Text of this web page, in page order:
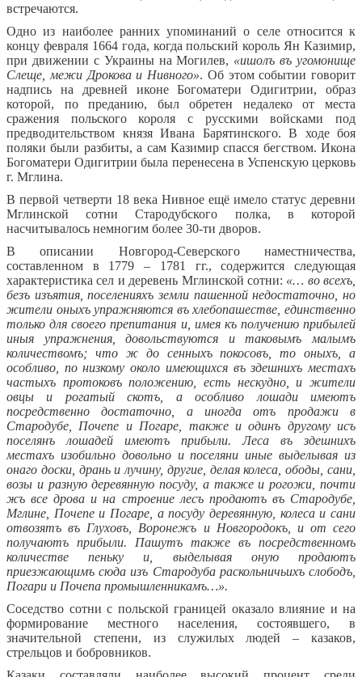
встречаются.
Одно из наиболее ранних упоминаний о селе относится к
концу февраля 1664 года, когда польский король Ян Казимир,
при движении с Украины на Могилев, «ишолъ въ угомонище
Слеще, межи Дрокова и Нивного». Об этом событии говорит
надпись на древней иконе Богоматери Одигитрии, образ
которой, по преданию, был обретен недалеко от места
сражения польского короля с русскими войсками под
предводительством князя Ивана Барятинского. В ходе боя
поляки были разбиты, а сам Казимир спасся бегством. Икона
Богоматери Одигитрии была перенесена в Успенскую церковь
г. Мглина.
В первой четверти 18 века Нивное ещё имело статус деревни
Мглинской сотни Стародубского полка, в которой
насчитывалось немногим более 30-ти дворов.
В описании Новгород-Северского наместничества,
составленном в 1779 – 1781 гг., содержится следующая
характеристика сел и деревень Мглинской сотни: «… во всехъ,
безъ изъятия, поселенияхъ земли пашенной недостаточно, но
жители оныхъ упражняются въ хлебопашестве, единственно
только для своего препитания и, имея къ получению прибылей
иныя упражнения, довольствуются и таковымъ малымъ
количествомъ; что ж до сенныхъ покосовъ, то оныхъ, а
особливо, по низкому около имеющихся въ здешнихъ местахъ
частыхъ протоковъ положению, есть нескудно, и жители
овцы и рогатый скотъ, а особливо лошади имеютъ
посредственно достаточно, а иногда отъ продажи в
Стародубе, Почепе и Погаре, также и одинъ другому исъ
поселянъ лошадей имеютъ прибыли. Леса въ здешнихъ
местахъ изобильно довольно и поселяни иные выделывая из
онаго доски, дрань и лучину, другие, делая колеса, ободы, сани,
возы и разную деревянную посуду, а также и рогожи, почти
жъ все дрова и на строение лесъ продаютъ въ Стародубе,
Мглине, Почепе и Погаре, а посуду деревянную, колеса и сани
отвозятъ въ Глуховъ, Воронежъ и Новгородокъ, и от сего
получаютъ прибыли. Пашутъ также въ посредственномъ
количестве пеньку и, выделывая оную продаютъ
приезжающимъ сюда изъ Стародуба раскольничьихъ слободъ,
Погари и Почепа промышленникамъ…».
Соседство сотни с польской границей оказало влияние и на
формирование местного населения, состоявшего, в
значительной степени, из служилых людей – казаков,
стрельцов и бобровников.